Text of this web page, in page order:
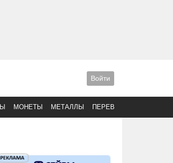
Войти
МОНЕТЫ МЕТАЛЛЫ ПЕРЕВОДЫ